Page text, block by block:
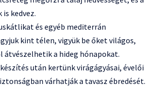
kedvez.
és egyéb mediterrán
kint télen, vigyük be őket világos,
átvészelhetik a hideg hónapokat.
után kertünk virágágyásai, évelői
várhatják a tavasz ébredését.